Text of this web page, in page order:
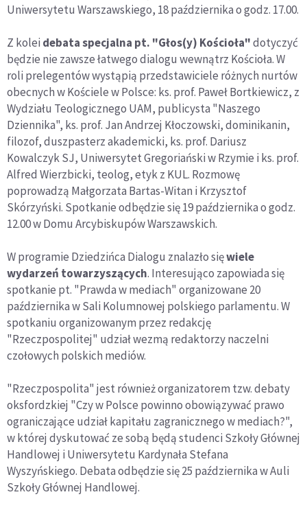
Uniwersytetu Warszawskiego, 18 października o godz. 17.00.
Z kolei debata specjalna pt. "Głos(y) Kościoła"dotyczyć
będzie nie zawsze łatwego dialogu wewnątrz Kościoła. W
roli prelegentów wystąpią przedstawiciele różnych nurtów
obecnych w Kościele w Polsce: ks. prof. Paweł Bortkiewicz, z
Wydziału Teologicznego UAM, publicysta "Naszego
Dziennika", ks. prof. Jan Andrzej Kłoczowski, dominikanin,
filozof, duszpasterz akademicki, ks. prof. Dariusz
Kowalczyk SJ, Uniwersytet Gregoriański w Rzymie i ks. prof.
Alfred Wierzbicki, teolog, etyk z KUL. Rozmowę
poprowadzą Małgorzata Bartas-Witan i Krzysztof
Skórzyński. Spotkanie odbędzie się 19 października o godz.
12.00 w Domu Arcybiskupów Warszawskich.
W programie Dziedzińca Dialogu znalazło sięwiele
wydarzeń towarzyszących. Interesująco zapowiada się
spotkanie pt. "Prawda w mediach" organizowane 20
października w Sali Kolumnowej polskiego parlamentu. W
spotkaniu organizowanym przez redakcję
"Rzeczpospolitej" udział wezmą redaktorzy naczelni
czołowych polskich mediów.
"Rzeczpospolita" jest również organizatorem tzw. debaty
oksfordzkiej "Czy w Polsce powinno obowiązywać prawo
ograniczające udział kapitału zagranicznego w mediach?",
w której dyskutować ze sobą będą studenci Szkoły Głównej
Handlowej i Uniwersytetu Kardynała Stefana
Wyszyńskiego. Debata odbędzie się 25 października w Auli
Szkoły Głównej Handlowej.